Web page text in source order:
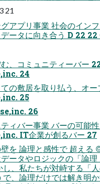
21
アプリ事業 社会のイン
データに向き合う D 22
む、コミュニティーバー
24
の敷居を取り払う、オ
25
26
ィバー事業 バーの可能
IT企業が創るバー 27
壁を 論理と感性で 超え
ータやロジックの「論理
し、私たちが対峙する「
で、論理だけでは解き明